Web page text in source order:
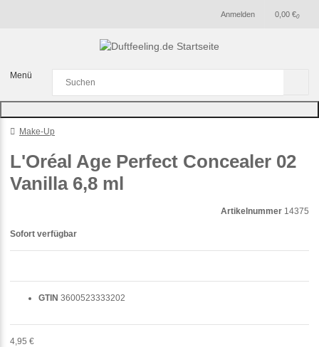
Anmelden 0
0,00 €
Menü
Make-Up
L'Oréal Age Perfect Concealer 02
Vanilla 6,8 ml
Artikelnummer 14375
GTIN 3600523333202
4,95 €
Sofort verfügbar